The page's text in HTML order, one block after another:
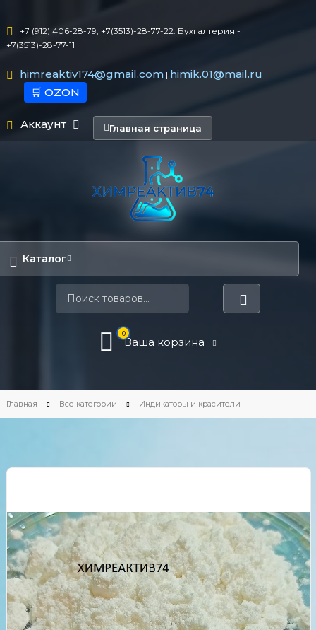
+7 (912) 406-28-79, +7(3513)-28-77-22. Бухгалтерия -
+7(3513)-28-77-11
himreaktiv174@gmail.com| himik.01@mail.ru
🛒 OZON
Аккаунт Главная страница
Каталог
0
Ваша корзина
Главная Все категории Индикаторы и красители